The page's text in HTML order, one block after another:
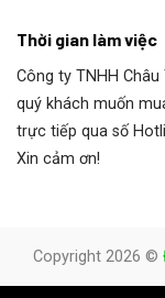
Thời gian làm việc
Công ty TNHH
quý khách muốn
trực tiếp qua số
Xin cảm ơn!
Copyright 2026 ©